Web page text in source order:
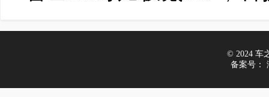
© 2024 车
备案号：